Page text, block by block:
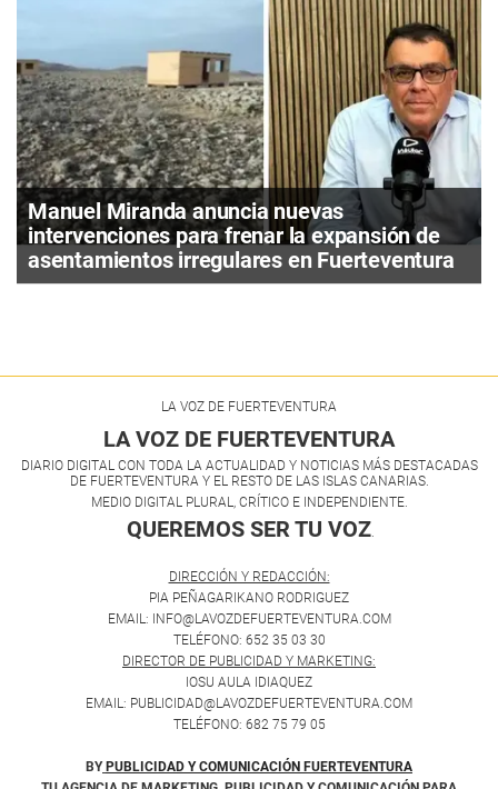
Manuel Miranda anuncia nuevas
intervenciones para frenar la expansión de
asentamientos irregulares en Fuerteventura
LA VOZ DE FUERTEVENTURA
LA VOZ DE FUERTEVENTURA
DIARIO DIGITAL CON TODA LA ACTUALIDAD Y NOTICIAS MÁS DESTACADAS
DE FUERTEVENTURA Y EL RESTO DE LAS ISLAS CANARIAS.
MEDIO DIGITAL PLURAL, CRÍTICO E INDEPENDIENTE.
QUEREMOS SER TU VOZ
DIRECCIÓN Y REDACCIÓN:
PIA PEÑAGARIKANO RODRIGUEZ
EMAIL: INFO@LAVOZDEFUERTEVENTURA.COM
TELÉFONO: 652 35 03 30
DIRECTOR DE PUBLICIDAD Y MARKETING:
IOSU AULA IDIAQUEZ
EMAIL: PUBLICIDAD@LAVOZDEFUERTEVENTURA.COM
TELÉFONO: 682 75 79 05
BY PUBLICIDAD Y COMUNICACIÓN FUERTEVENTURA